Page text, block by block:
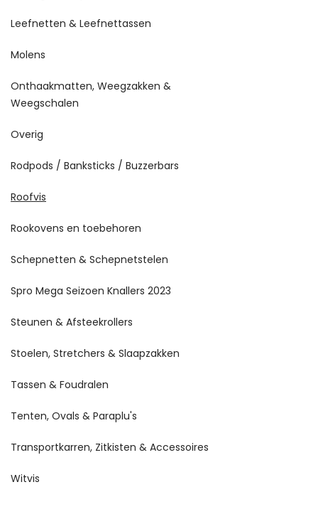
Leefnetten & Leefnettassen
Molens
Onthaakmatten, Weegzakken &
Weegschalen
Overig
Rodpods / Banksticks / Buzzerbars
Roofvis
Rookovens en toebehoren
Schepnetten & Schepnetstelen
Spro Mega Seizoen Knallers 2023
Steunen & Afsteekrollers
Stoelen, Stretchers & Slaapzakken
Tassen & Foudralen
Tenten, Ovals & Paraplu's
Transportkarren, Zitkisten & Accessoires
Witvis